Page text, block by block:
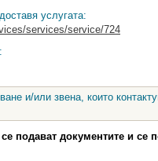
услугата:
services/service/724
и/или звена, които
подават документите и се